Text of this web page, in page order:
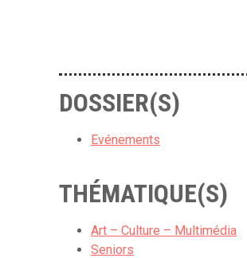
DOSSIER(S)
Evénements
THÉMATIQUE(S)
Art – Culture – Multimédia
Seniors